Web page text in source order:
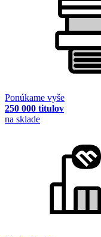
Ponúkame vyše
250 000 titulov
na sklade